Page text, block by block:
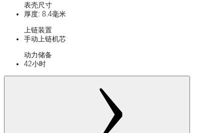
表壳尺寸
厚度: 8.4毫米
上链装置
手动上链机芯
动力储备
42小时